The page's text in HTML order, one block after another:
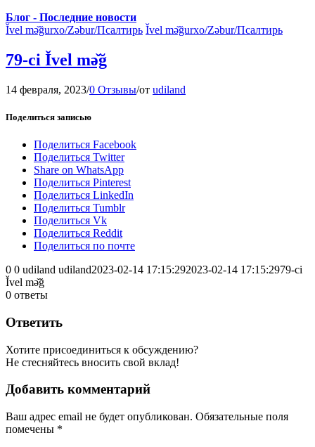
Блог - Последние новости
Ǐvel mə̌ğurxo/Zəbur/Псалтирь Ǐvel mə̌ğurxo/Zəbur/Псалтирь
79-ci Ǐvel mə̌ğ
14 февраля, 2023/0 Отзывы/от udiland
Поделиться записью
Поделиться Facebook
Поделиться Twitter
Share on WhatsApp
Поделиться Pinterest
Поделиться LinkedIn
Поделиться Tumblr
Поделиться Vk
Поделиться Reddit
Поделиться по почте
0 0 udiland udiland2023-02-14 17:15:292023-02-14 17:15:2979-ci
Ǐvel mə̌ğ
0 ответы
Ответить
Хотите присоединиться к обсуждению?
Не стесняйтесь вносить свой вклад!
Добавить комментарий
Ваш адрес email не будет опубликован. Обязательные поля
помечены *